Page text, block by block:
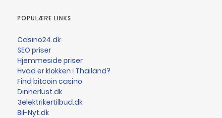
POPULÆRE LINKS
Casino24.dk
SEO priser
Hjemmeside priser
Hvad er klokken i Thailand?
Find bitcoin casino
Dinnerlust.dk
3elektrikertilbud.dk
Bil-Nyt.dk